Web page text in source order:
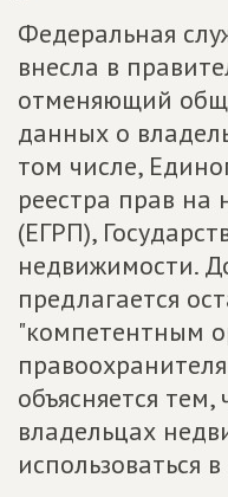
Федеральная
внесла в
отменяющий
данных о
том числе,
реестра прав
(ЕГРП),
недвижимости.
предлагается
"компетентным
объясняется
владельцах
использоваться